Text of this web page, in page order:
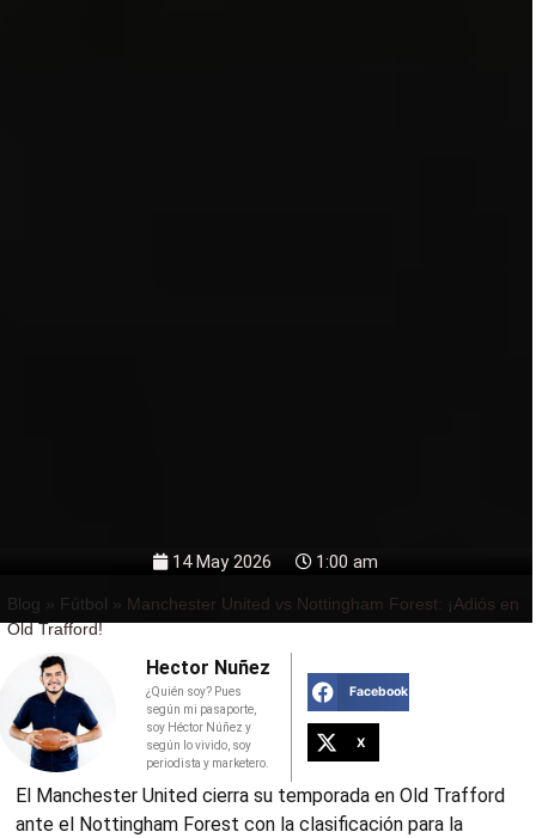
14 May 2026 1:00 am
Blog » Fútbol » Manchester United vs Nottingham Forest: ¡Adiós en
Old Trafford!
Hector Nuñez
¿Quién soy? Pues
según mi pasaporte,
soy Héctor Núñez y
según lo vivido, soy
periodista y marketero.
Facebook
X
El Manchester United cierra su temporada en Old Trafford
ante el Nottingham Forest con la clasificación para la